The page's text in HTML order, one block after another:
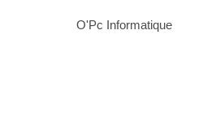
O'Pc Informatique